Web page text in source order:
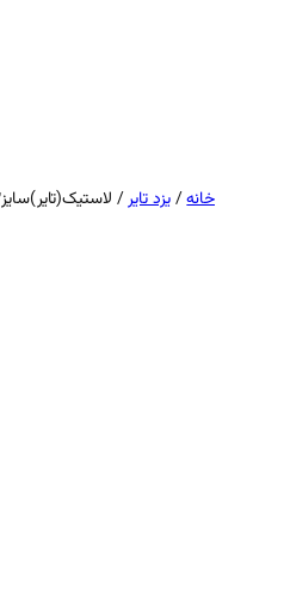
خانه/یزد تایر/ لاستیک(تایر)سایز۱۷۵/۶۰R۱۳ برند یزد تایر مدل URANUS